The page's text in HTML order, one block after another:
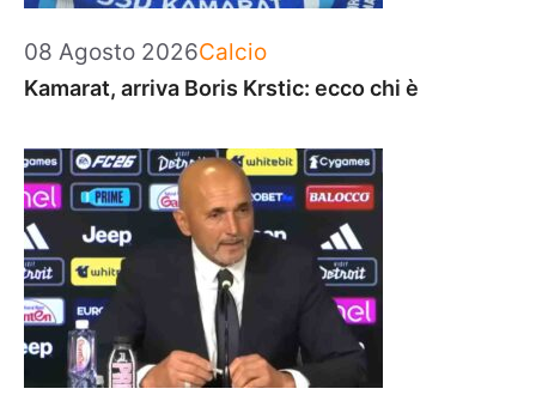
08 Agosto 2026Categorie
Calcio
Kamarat, arriva Boris Krstic: ecco chi è